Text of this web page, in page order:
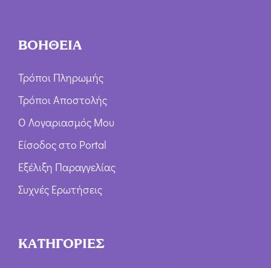
ΒΟΗΘΕΙΑ
Τρόποι Πληρωμής
Τρόποι Αποστολής
Ο Λογαριασμός Μου
Είσοδος στο Portal
Εξέλιξη Παραγγελίας
Συχνές Ερωτήσεις
ΚΑΤΗΓΟΡΙΕΣ